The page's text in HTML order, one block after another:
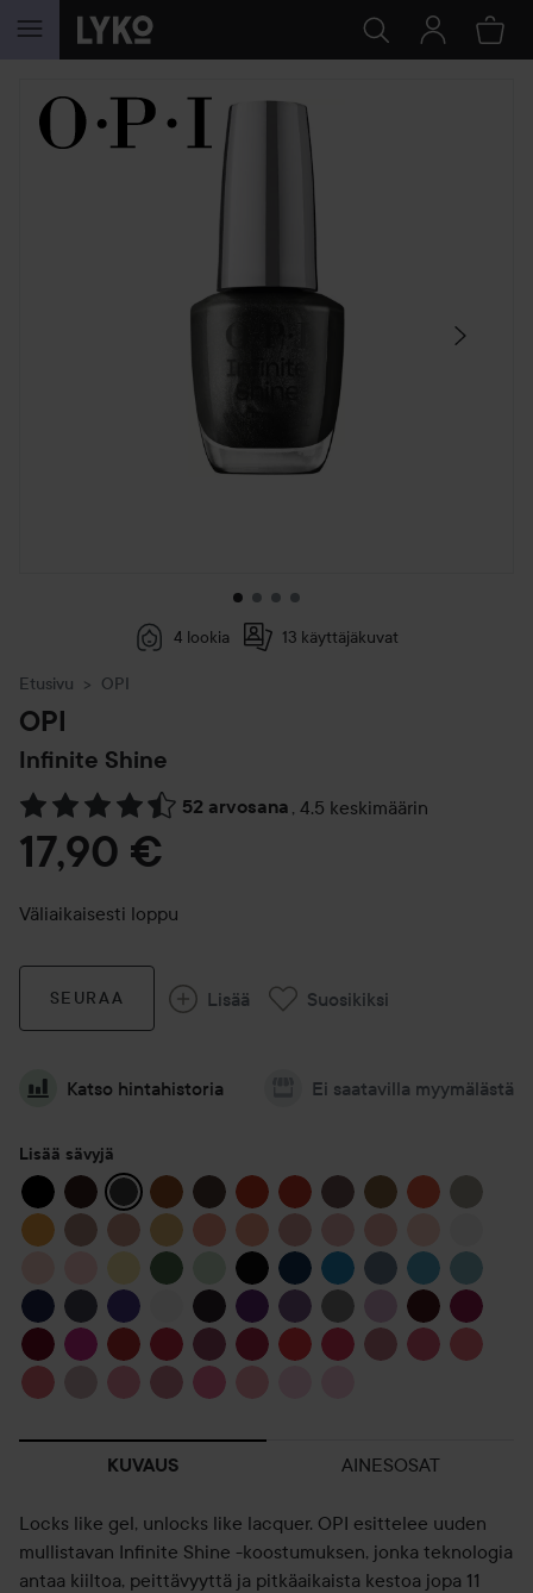
SIIRTYÄ JHK SISÄLTÖÖN
OHITA OSIO
4 lookia 13 käyttäjäkuvat
Etusivu OPI
OPI
Infinite Shine
52 arvosana , 4.5 keskimäärin
Siirtyä jhk Arvosana & kommentit
17,90 €
Väliaikaisesti loppu
SEURAA Lisää Suosikiksi
Katso hintahistoria Ei saatavilla myymälästä
Lisää sävyjä
KUVAUS AINESOSAT
Locks like gel, unlocks like lacquer. OPI esittelee uuden
mullistavan Infinite Shine -koostumuksen, jonka teknologia
antaa kiiltoa, peittävyyttä ja pitkäaikaista kestoa jopa 11